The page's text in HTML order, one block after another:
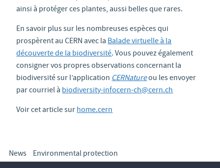
ainsi à protéger ces plantes, aussi belles que rares.
En savoir plus sur les nombreuses espèces qui
prospèrent au CERN avec laBalade virtuelle à la
découverte de la biodiversité. Vous pouvez également
consigner vos propres observations concernant la
biodiversité sur l’applicationCERNatureou les envoyer
par courriel àbiodiversity-infocern-ch@cern.ch
Voir cet article surhome.cern
News Environmental protection